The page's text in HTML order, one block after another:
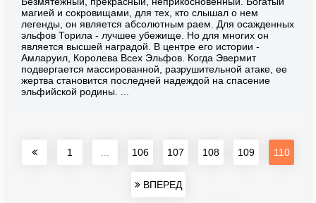
магией и сокровищами, для тех, кто слышал о нем
легенды, он является абсолютным раем. Для осажденных
эльфов Торила - лучшее убежище. Но для многих он
является высшей наградой. В центре его истории -
Амларуил, Королева Всех Эльфов. Когда Эвермит
подвергается массированной, разрушительной атаке, ее
жертва становится последней надеждой на спасение
эльфийской родины. ...
1 ... 106 107 108 109 110
ВПЕРЕД